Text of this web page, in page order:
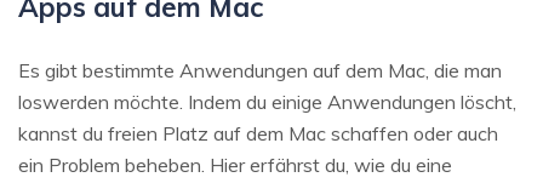
Es gibt bestimmte Anwendungen auf dem Mac, die man
loswerden möchte. Indem du einige Anwendungen löscht,
kannst du freien Platz auf dem Mac schaffen oder auch
ein Problem beheben. Hier erfährst du, wie du eine